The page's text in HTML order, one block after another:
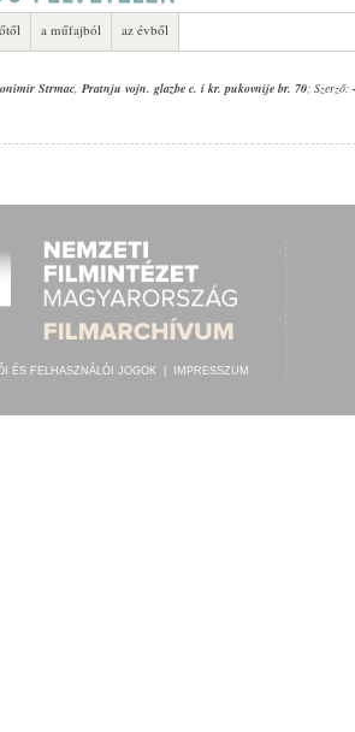
a műfajból az évből
Strmac, Pratnju vojn. glazbe c. i kr. pukovnije br. 70; Szerző: -
ÉS FELHASZNÁLÓI JOGOK IMPRESSZUM